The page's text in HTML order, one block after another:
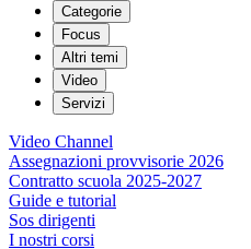
Categorie
Focus
Altri temi
Video
Servizi
Video Channel
Assegnazioni provvisorie 2026
Contratto scuola 2025-2027
Guide e tutorial
Sos dirigenti
I nostri corsi